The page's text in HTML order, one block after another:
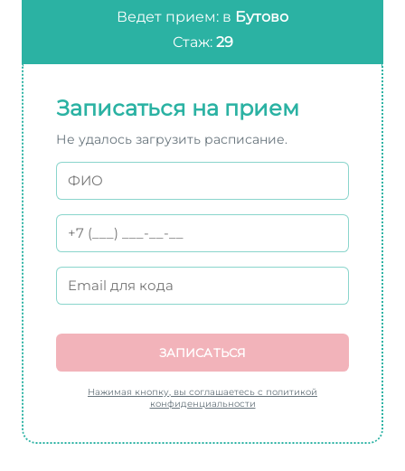
Ведет прием: в Бутово
Стаж: 29
Записаться на прием
Не удалось загрузить расписание.
ЗАПИСАТЬСЯ
Нажимая кнопку, вы соглашаетесь с политикой
конфиденциальности